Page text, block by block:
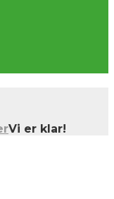
Vi er klar!